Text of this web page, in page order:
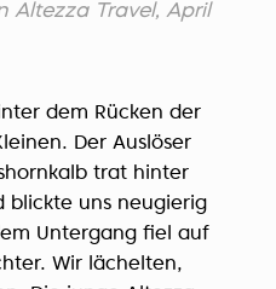
Altezza Travel, April
dem Rücken der
Der Auslöser
trat hinter
blickte uns neugierig
Untergang fiel auf
Wir lächelten,